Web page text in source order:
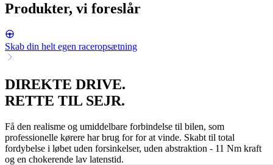
Produkter, vi foreslår
Skab din helt egen raceropsætning
DIREKTE DRIVE.
RETTE TIL SEJR.
Få den realisme og umiddelbare forbindelse til bilen, som
professionelle kørere har brug for for at vinde. Skabt til total
fordybelse i løbet uden forsinkelser, uden abstraktion - 11 Nm kraft
og en chokerende lav latenstid.